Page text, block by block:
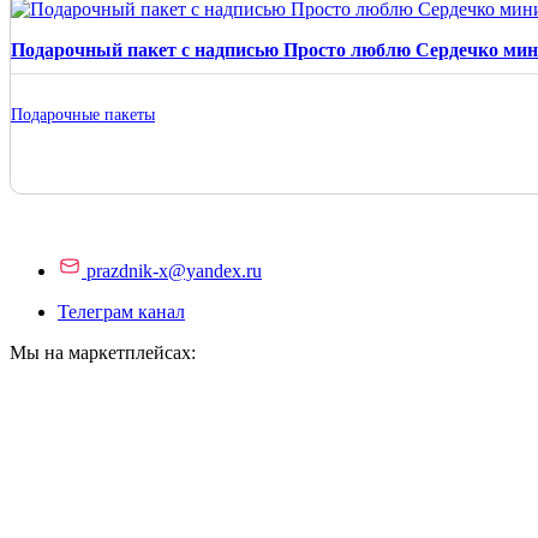
Подарочный пакет с надписью Просто люблю Сердечко
Подарочные пакеты
prazdnik-x@yandex.ru
Телеграм канал
Мы на маркетплейсах: